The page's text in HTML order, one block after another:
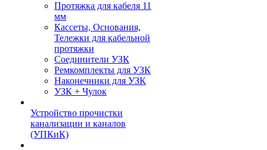
Протяжка для кабеля 11
мм
Кассеты, Основания,
Тележки для кабельной
протяжки
Соединители УЗК
Ремкомплекты для УЗК
Наконечники для УЗК
УЗК + Чулок
Устройство прочистки
канализации и каналов
(УПКиК)